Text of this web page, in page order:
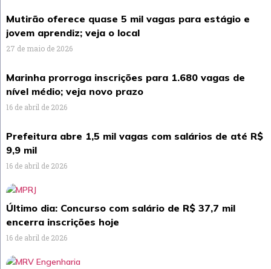
Mutirão oferece quase 5 mil vagas para estágio e
jovem aprendiz; veja o local
27 de maio de 2026
Marinha prorroga inscrições para 1.680 vagas de
nível médio; veja novo prazo
16 de abril de 2026
Prefeitura abre 1,5 mil vagas com salários de até R$
9,9 mil
16 de abril de 2026
Último dia: Concurso com salário de R$ 37,7 mil
encerra inscrições hoje
16 de abril de 2026